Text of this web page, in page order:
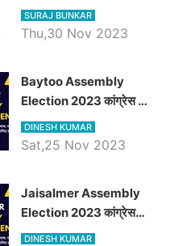
बड़ा बयान आया सामने, जानें
विचार
SURAJ BUNKAR
Thu,30 Nov 2023
Baytoo Assembly
Election 2023 कांग्रेस से
हरीश चौधरी तो बालाराम मुंड होंगे
भाजपा उम्मीदवार, जानिये बायतू
DINESH KUMAR
Sat,25 Nov 2023
​​​​​​​Jaisalmer Assembly
Election 2023 कांग्रेस
रूपा राम मेघवाल तो छोटु सिंह
DINESH KUMAR